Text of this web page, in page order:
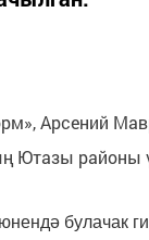
Арсений
Ютазы районы
булачак